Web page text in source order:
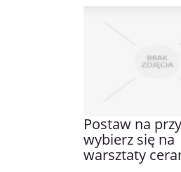
Postaw na
wybierz się na
warsztaty